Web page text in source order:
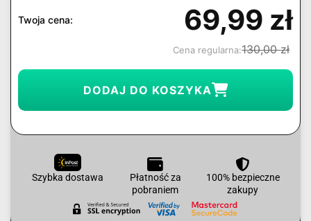
Twoja cena: 69,99 zł
Cena regularna:130,00zł
DODAJ DO KOSZYKA
Szybka dostawa
Płatność za
pobraniem
100% bezpieczne
zakupy